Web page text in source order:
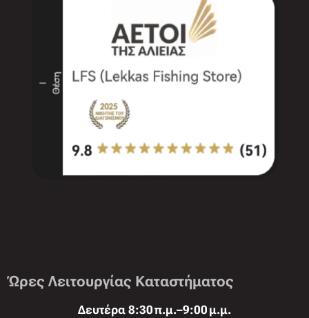
Ώρες Λειτουργίας Καταστήματος
Δευτέρα 8:30 π.μ.–9:00 μ.μ.